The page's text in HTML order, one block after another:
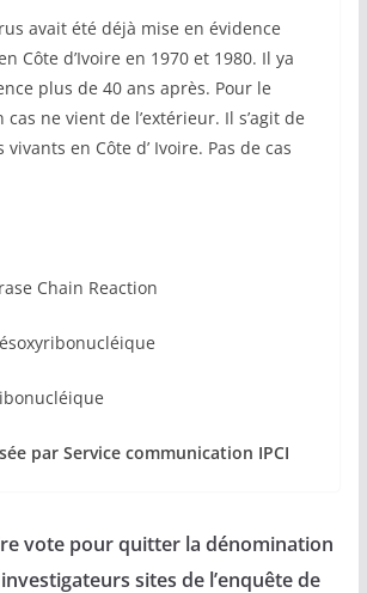
avait été déjà mise en évidence
Côte d’Ivoire en 1970 et 1980. Il ya
plus de 40 ans après. Pour le
ne vient de l’extérieur. Il s’agit de
en Côte d’ Ivoire. Pas de cas
Chain Reaction
par Service communication IPCI
vote pour quitter la dénomination
sites de l’enquête de